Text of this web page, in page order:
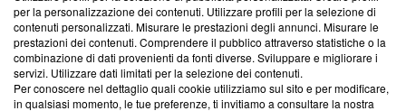
Informativa Privacy
Cookie Policy
Blasting SA, IDI CHE-247.845.224, Via Carlo Frasca, 3 - 6900
Lugano (Svizzera) Tel:+39 0690258937
per la personalizzazione dei contenuti. Utilizzare profili per la selezione di
contenuti personalizzati. Misurare le prestazioni degli annunci. Misurare le
prestazioni dei contenuti. Comprendere il pubblico attraverso statistiche o la
combinazione di dati provenienti da fonti diverse. Sviluppare e migliorare i
servizi. Utilizzare dati limitati per la selezione dei contenuti.
Per conoscere nel dettaglio quali cookie utilizziamo sul sito e per modificare,
in qualsiasi momento, le tue preferenze, ti invitiamo a consultare la nostra